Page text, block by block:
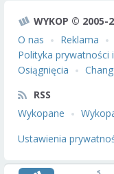
WYKOP © 2005-
O nas
Reklama
Polityka prywatności
Osiągnięcia
RSS
Wykopane
Ustawienia